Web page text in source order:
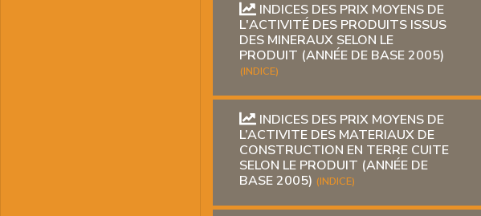
INDICES DES PRIX MOYENS DE
L'ACTIVITÉ DES PRODUITS ISSUS
DES MINERAUX SELON LE
PRODUIT (ANNÉE DE BASE 2005)
(INDICE)
INDICES DES PRIX MOYENS DE
L’ACTIVITE DES MATERIAUX DE
CONSTRUCTION EN TERRE CUITE
SELON LE PRODUIT (ANNÉE DE
BASE 2005) (INDICE)